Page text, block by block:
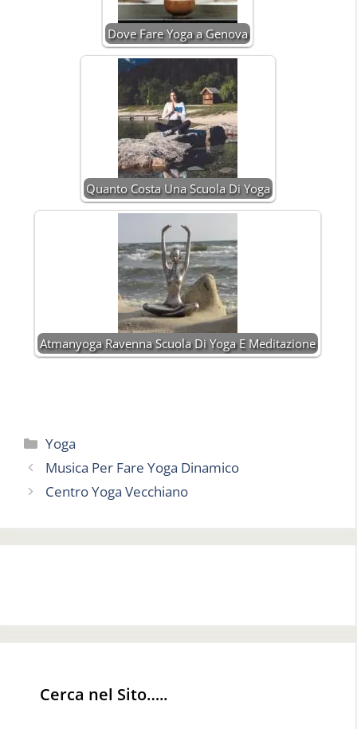
Dove Fare Yoga a Genova
Quanto Costa Una Scuola Di Yoga
Atmanyoga Ravenna Scuola Di Yoga E Meditazione
Categorie
Yoga
Musica Per Fare Yoga Dinamico
Centro Yoga Vecchiano
Cerca nel Sito…..